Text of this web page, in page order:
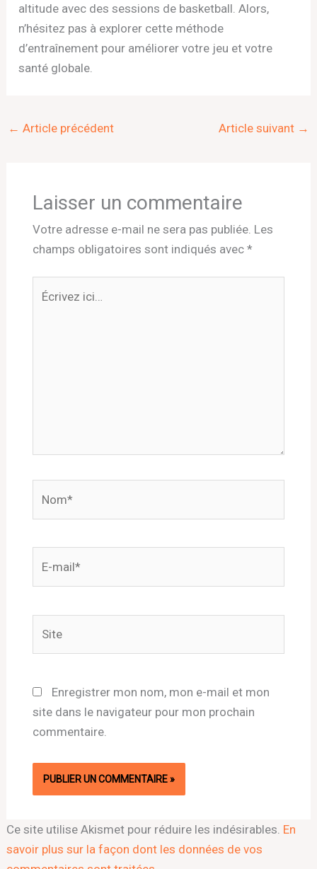
altitude avec des sessions de basketball. Alors,
n’hésitez pas à explorer cette méthode
d’entraînement pour améliorer votre jeu et votre
santé globale.
← Article précédent Article suivant →
Laisser un commentaire
Votre adresse e-mail ne sera pas publiée. Les
champs obligatoires sont indiqués avec *
Enregistrer mon nom, mon e-mail et mon
site dans le navigateur pour mon prochain
commentaire.
Ce site utilise Akismet pour réduire les indésirables. En
savoir plus sur la façon dont les données de vos